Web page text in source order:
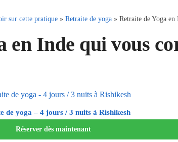
sur cette pratique » Retraite de yoga » Retraite de Yoga en
en Inde qui vous
de yoga – 4 jours / 3 nuits à Rishikesh
Réserver dès maintenant